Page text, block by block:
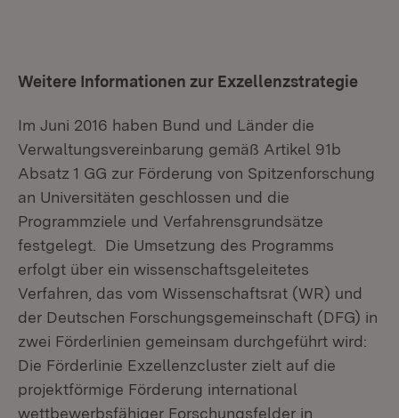
Weitere Informationen zur Exzellenzstrategie
Im Juni 2016 haben Bund und Länder die
Verwaltungsvereinbarung gemäß Artikel 91b
Absatz 1 GG zur Förderung von Spitzenforschung
an Universitäten geschlossen und die
Programmziele und Verfahrensgrundsätze
festgelegt. Die Umsetzung des Programms
erfolgt über ein wissenschaftsgeleitetes
Verfahren, das vom Wissenschaftsrat (WR) und
der Deutschen Forschungsgemeinschaft (DFG) in
zwei Förderlinien gemeinsam durchgeführt wird:
Die Förderlinie Exzellenzcluster zielt auf die
projektförmige Förderung international
wettbewerbsfähiger Forschungsfelder in